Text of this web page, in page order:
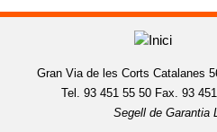
Gran Via de les Corts Catalanes
Tel. 93 451 55 50 Fax. 93
Segell de Garantia